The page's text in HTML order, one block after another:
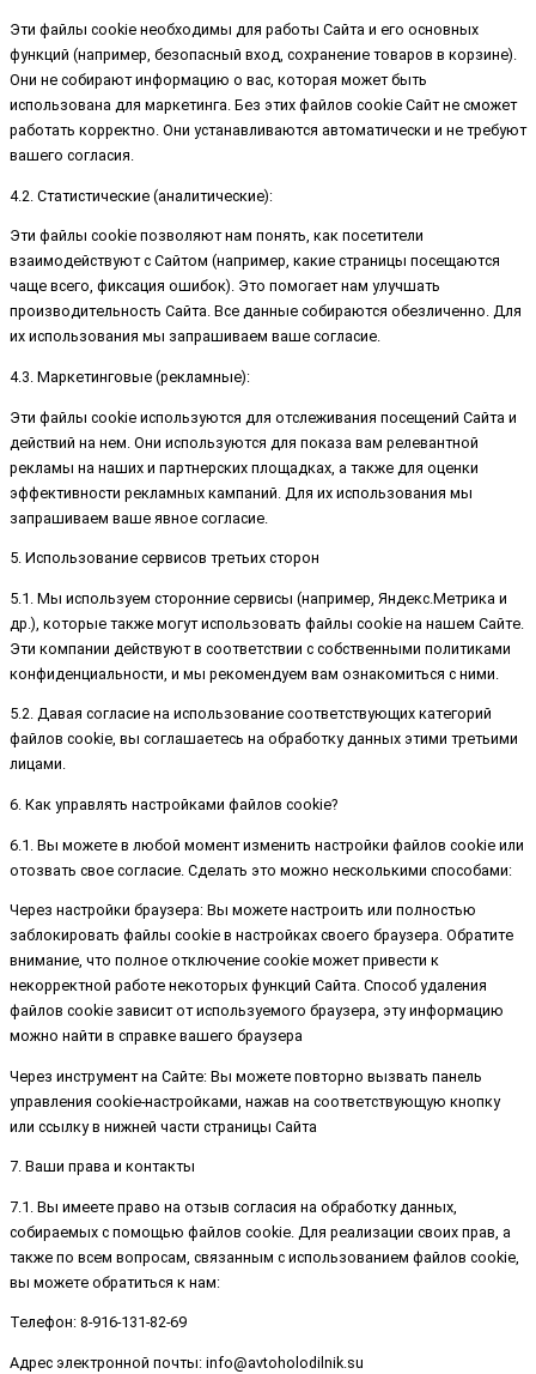
Эти файлы cookie необходимы для работы Сайта и его основных
функций (например, безопасный вход, сохранение товаров в корзине).
Они не собирают информацию о вас, которая может быть
использована для маркетинга. Без этих файлов cookie Сайт не сможет
работать корректно. Они устанавливаются автоматически и не требуют
вашего согласия.
4.2. Статистические (аналитические):
Эти файлы cookie позволяют нам понять, как посетители
взаимодействуют с Сайтом (например, какие страницы посещаются
чаще всего, фиксация ошибок). Это помогает нам улучшать
производительность Сайта. Все данные собираются обезличенно. Для
их использования мы запрашиваем ваше согласие.
4.3. Маркетинговые (рекламные):
Эти файлы cookie используются для отслеживания посещений Сайта и
действий на нем. Они используются для показа вам релевантной
рекламы на наших и партнерских площадках, а также для оценки
эффективности рекламных кампаний. Для их использования мы
запрашиваем ваше явное согласие.
5. Использование сервисов третьих сторон
5.1. Мы используем сторонние сервисы (например, Яндекс.Метрика и
др.), которые также могут использовать файлы cookie на нашем Сайте.
Эти компании действуют в соответствии с собственными политиками
конфиденциальности, и мы рекомендуем вам ознакомиться с ними.
5.2. Давая согласие на использование соответствующих категорий
файлов cookie, вы соглашаетесь на обработку данных этими третьими
лицами.
6. Как управлять настройками файлов cookie?
6.1. Вы можете в любой момент изменить настройки файлов cookie или
отозвать свое согласие. Сделать это можно несколькими способами:
Через настройки браузера: Вы можете настроить или полностью
заблокировать файлы cookie в настройках своего браузера. Обратите
внимание, что полное отключение cookie может привести к
некорректной работе некоторых функций Сайта. Способ удаления
файлов cookie зависит от используемого браузера, эту информацию
можно найти в справке вашего браузера
Через инструмент на Сайте: Вы можете повторно вызвать панель
управления cookie-настройками, нажав на соответствующую кнопку
или ссылку в нижней части страницы Сайта
7. Ваши права и контакты
7.1. Вы имеете право на отзыв согласия на обработку данных,
собираемых с помощью файлов cookie. Для реализации своих прав, а
также по всем вопросам, связанным с использованием файлов cookie,
вы можете обратиться к нам:
Телефон: 8-916-131-82-69
Адрес электронной почты: info@avtoholodilnik.su